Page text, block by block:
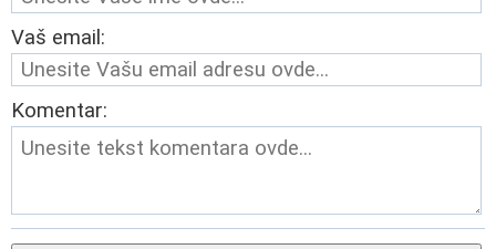
Vaš email:
Komentar: